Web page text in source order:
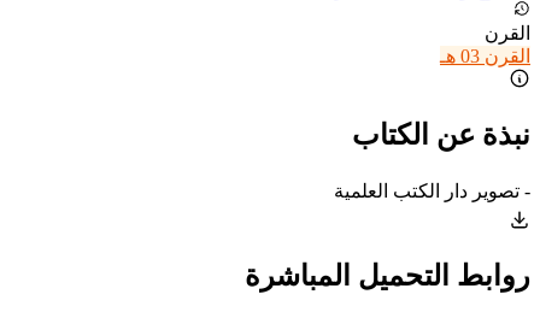
القرن
القرن 03 هـ
نبذة عن الكتاب
- تصوير دار الكتب العلمية
روابط التحميل المباشرة